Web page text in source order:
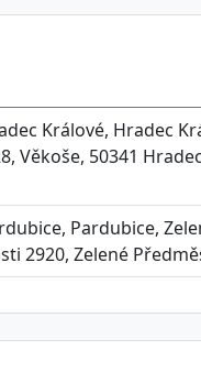
Králové, Hradec
Věkoše, 50341
Pardubice,
2920, Zelené